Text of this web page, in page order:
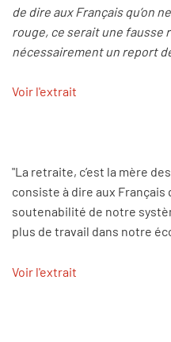
de dire aux Français qu’on
rouge, ce serait une
nécessairement un report
Voir l'extrait
"La retraite, c’est la mère
consiste à dire aux Français
soutenabilité de notre
plus de travail dans notre
Voir l'extrait